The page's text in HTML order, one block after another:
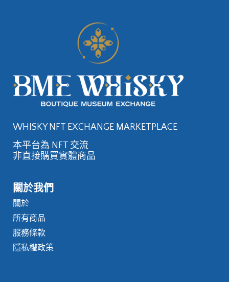
WHISKY NFT EXCHANGE MARKETPLACE
本平台為 NFT 交流
非直接購買實體商品
關於我們
關於
所有商品
服務條款
隱私權政策